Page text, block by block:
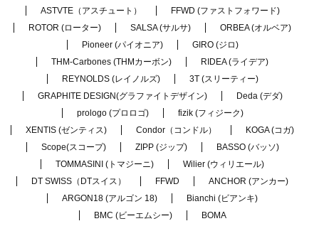
ASTVTE（アスチュート）
FFWD (ファストフォワード)
ROTOR (ローター)
SALSA (サルサ)
ORBEA (オルベア)
Pioneer (パイオニア)
GIRO (ジロ)
THM-Carbones (THMカーボン)
RIDEA (ライデア)
REYNOLDS (レイノルズ)
3T (スリーティー)
GRAPHITE DESIGN(グラファイトデザイン)
Deda (デダ)
prologo (プロロゴ)
fizik (フィジーク)
XENTIS (ゼンティス)
Condor（コンドル）
KOGA (コガ)
Scope(スコープ)
ZIPP (ジップ)
BASSO (バッソ)
TOMMASINI (トマジーニ)
Wilier (ウィリエール)
DT SWISS（DTスイス）
FFWD
ANCHOR (アンカー)
ARGON18 (アルゴン 18)
Bianchi (ビアンキ)
BMC (ビーエムシー)
BOMA